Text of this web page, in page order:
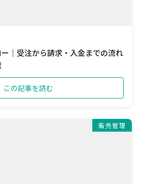
｜受注から請求・入金までの流れ
この記事を読む
販売管理